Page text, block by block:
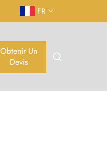
FR
Obtenir Un
Devis